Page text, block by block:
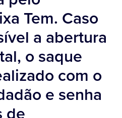
Tem. Caso
a abertura
o saque
com o
e senha
de